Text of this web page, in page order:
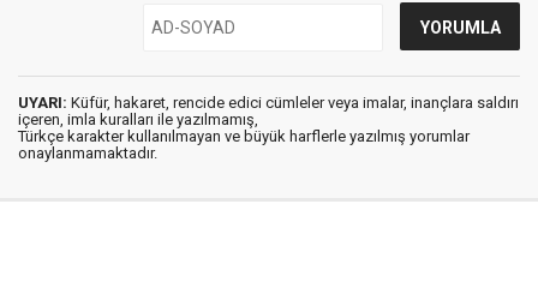
UYARI: Küfür, hakaret, rencide edici cümleler veya imalar, inançlara saldırı
içeren, imla kuralları ile yazılmamış,
Türkçe karakter kullanılmayan ve büyük harflerle yazılmış yorumlar
onaylanmamaktadır.